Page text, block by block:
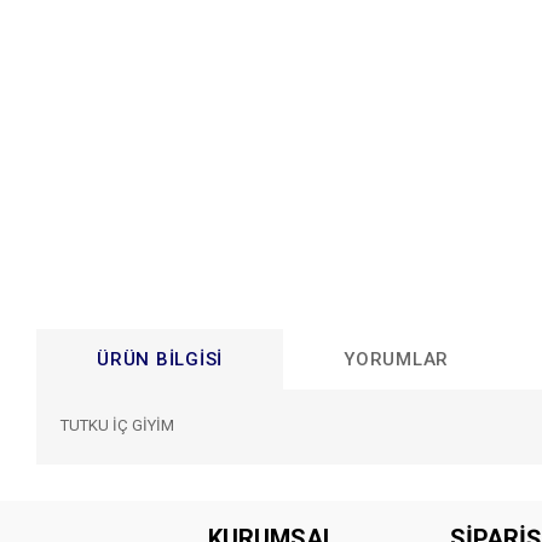
ÜRÜN BILGISI YORUMLAR
TUTKU İÇ GİYİM